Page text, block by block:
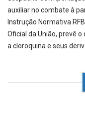
auxiliar no combate à
Instrução Normativa
Oficial da União, prevê
a cloroquina e seus